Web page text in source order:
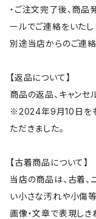
・ご注文完了後、商品
ールでご連絡をいたし
別途当店からのご連絡
【返品について】
商品の返品、キャンセ
※2024年9月10日をも
ただきました。
【古着商品について】
当店の商品は、古着、
い小さな汚れや小傷
画像・文章で表現し